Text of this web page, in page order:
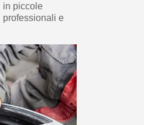
in piccole
professionali e